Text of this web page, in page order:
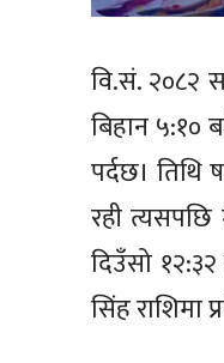
वि.सं. २०८२
बिहान ५:१०
पर्दछ। तिथि
रही
दिउँसो
सिंह राशिमा